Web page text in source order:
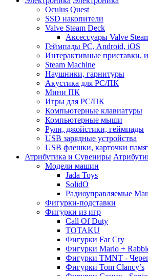
Oculus Quest
SSD накопители
Valve Steam Deck
Аксессуары Valve
Геймпады PC, Android, iOS
Интерактивные приставки,
Steam Machine
Наушники, гарнитуры
Акустика для PC/ПК
Мини ПК
Игры для PC/ПК
Компьютерные клавиатуры
Компьютерные мыши
Рули, джойстики, геймпады
USB зарядные устройства
USB флешки, карточки
Атрибутика и Сувениры
Модели машин
Jada Toys
SolidO
Радиоуправляемые
Фигурки-подставки
Фигурки из игр
Call Of Duty
TOTAKU
Фигурки Far Cry
Фигурки Mario +
Фигурки TMNT -
Фигурки Tom Clancy’s